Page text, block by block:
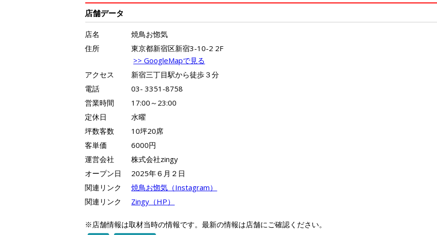
店舗データ
店名
焼鳥お惚気
住所
東京都新宿区新宿3-10-2 2F
>> GoogleMapで見る
アクセス
新宿三丁目駅から徒歩３分
電話
03- 3351-8758
営業時間
17:00～23:00
定休日
水曜
坪数客数
10坪20席
客単価
6000円
運営会社
株式会社zingy
オープン日
2025年６月２日
関連リンク
焼鳥お惚気（Instagram）
関連リンク
Zingy（HP）
※店舗情報は取材当時の情報です。最新の情報は店舗にご確認ください。